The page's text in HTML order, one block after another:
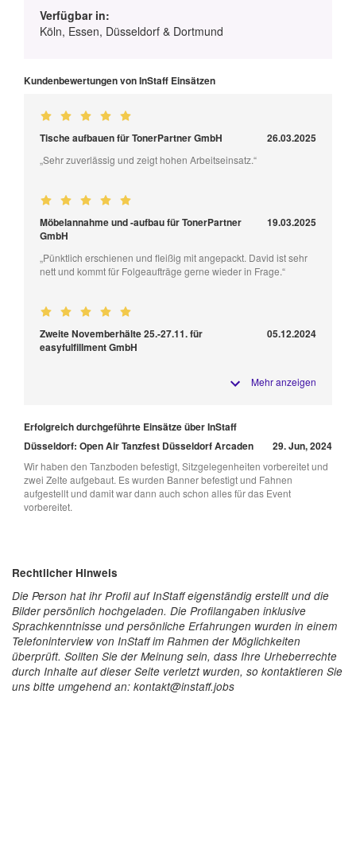
Verfügbar in:
Köln, Essen, Düsseldorf & Dortmund
Kundenbewertungen von InStaff Einsätzen
Tische aufbauen für TonerPartner GmbH 26.03.2025
„Sehr zuverlässig und zeigt hohen Arbeitseinsatz.“
Möbelannahme und -aufbau für TonerPartner
GmbH
19.03.2025
„Pünktlich erschienen und fleißig mit angepackt. David ist sehr
nett und kommt für Folgeaufträge gerne wieder in Frage.“
Zweite Novemberhälte 25.-27.11. für
easyfulfillment GmbH
05.12.2024
Mehr anzeigen
Erfolgreich durchgeführte Einsätze über InStaff
Düsseldorf: Open Air Tanzfest Düsseldorf Arcaden
29. Jun, 2024
Wir haben den Tanzboden befestigt, Sitzgelegenheiten vorbereitet und
zwei Zelte aufgebaut. Es wurden Banner befestigt und Fahnen
aufgestellt und damit war dann auch schon alles für das Event
vorbereitet.
Rechtlicher Hinweis
Die Person hat ihr Profil auf InStaff eigenständig erstellt und die
Bilder persönlich hochgeladen. Die Profilangaben inklusive
Sprachkenntnisse und persönliche Erfahrungen wurden in einem
Telefoninterview von InStaff im Rahmen der Möglichkeiten
überprüft. Sollten Sie der Meinung sein, dass Ihre Urheberrechte
durch Inhalte auf dieser Seite verletzt wurden, so kontaktieren Sie
uns bitte umgehend an: kontakt@instaff.jobs